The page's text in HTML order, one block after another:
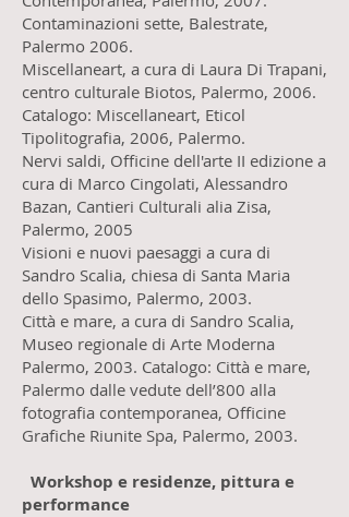
Contaminazioni sette, Balestrate,
Palermo 2006.
Miscellaneart, a cura di Laura Di Trapani,
centro culturale Biotos, Palermo, 2006.
Catalogo: Miscellaneart, Eticol
Tipolitografia, 2006, Palermo.
Nervi saldi, Officine dell'arte II edizione a
cura di Marco Cingolati, Alessandro
Bazan, Cantieri Culturali alia Zisa,
Palermo, 2005
Visioni e nuovi paesaggi a cura di
Sandro Scalia, chiesa di Santa Maria
dello Spasimo, Palermo, 2003.
Città e mare, a cura di Sandro Scalia,
Museo regionale di Arte Moderna
Palermo, 2003. Catalogo: Città e mare,
Palermo dalle vedute dell’800 alla
fotografia contemporanea, Officine
Grafiche Riunite Spa, Palermo, 2003.
Workshop e residenze, pittura e
performance